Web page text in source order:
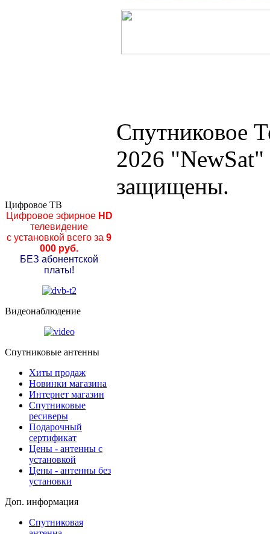
Спутниковое
2026
защищены.
Цифровое ТВ
Цифровое эфирноеHD
телевидение
с установкой всего за 9
000 руб.
БЕЗ абонентской
платы!
Видеонаблюдение
Спутниковые антенны
Хиты продаж
Новинки магазина
Интернет магазин
Спутниковые
ресиверы
Подарочный
сертификат
Цены - антенны с
установкой
Цены - антенны без
установки
Доп. информация
Спутниковая